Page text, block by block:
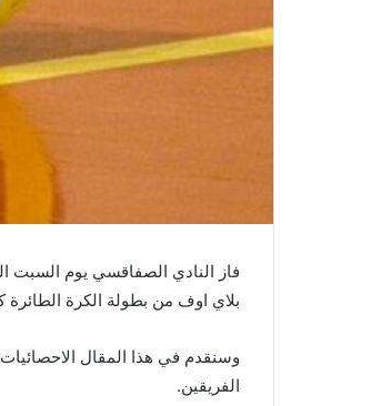
بلاي اوف من بطولة الكرة الطائرة
وسنقدم في هذا المقال
الفريقين.